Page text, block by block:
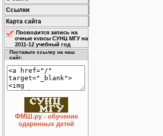
Ссылки
Карта сайта
Проводится запись на
очные курсы СУНЦ МГУ на
2011-12 учебный год
Поставьте ссылку на наш
сайт:
ФМШ.ру - обучение
одаренных детей